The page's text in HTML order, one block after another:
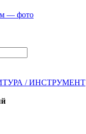
/ ИНСТРУМЕНТ